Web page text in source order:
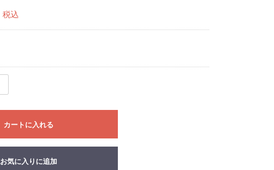
税込
カートに入れる
お気に入りに追加